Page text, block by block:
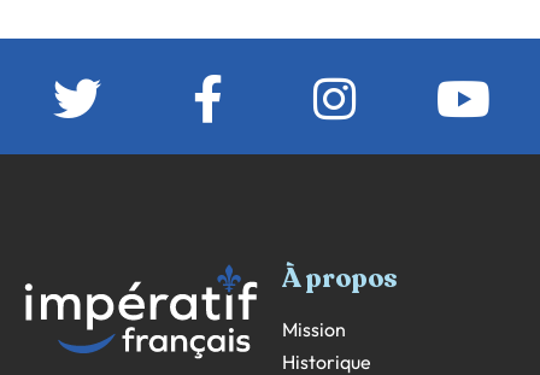
À propos
Mission
Historique